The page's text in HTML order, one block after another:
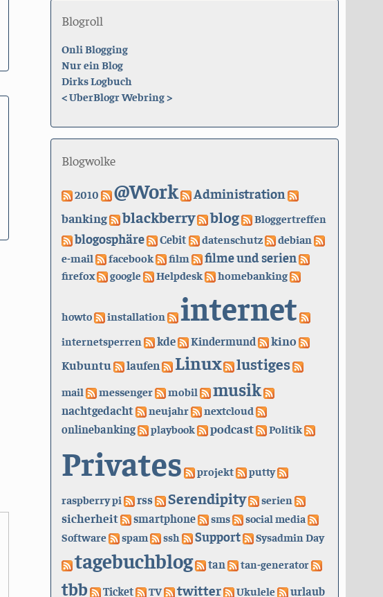
Blogroll
Onli Blogging
Nur ein Blog
Dirks Logbuch
<UberBlogr Webring>
Blogwolke
2010 @Work Administration
banking blackberry blog Bloggertreffen
blogosphäre Cebit datenschutz
debian
e-mail
facebook film filme und serien
firefox google Helpdesk homebanking
howto installation internet
internetsperren kde Kindermund
kino
Kubuntu
laufen Linux lustiges
mail messenger mobil musik
nachtgedacht neujahr nextcloud
onlinebanking playbook podcast Politik
Privates projekt putty
raspberry pi rss Serendipity serien
sicherheit smartphone sms
social media
Software
spam ssh Support Sysadmin Day
tagebuchblog tan tan-generator
tbb Ticket TV twitter Ukulele urlaub